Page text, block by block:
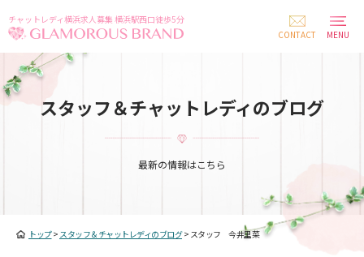
チャットレディ横浜求人募集 横浜駅西口徒歩5分
CONTACT
MENU
スタッフ＆チャットレディのブログ
最新の情報はこちら
トップ> スタッフ＆チャットレディのブログ> スタッフ 今井里菜